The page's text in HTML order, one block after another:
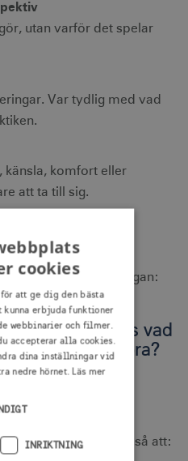
utan varför det spelar
Var tydlig med vad
känsla, komfort eller
att ta till sig.
är att ställa frågan:
inte känner oss vad
varför det är bra?
2 och formulera dem så att:
cookies
att ge dig den bästa
erbjuda funktioner
webbinarier och filmer.
accepterar alla cookies.
dina inställningar vid
nedre hörnet. Läs mer
INRIKTNING